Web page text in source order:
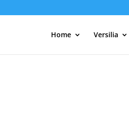
Home Versilia